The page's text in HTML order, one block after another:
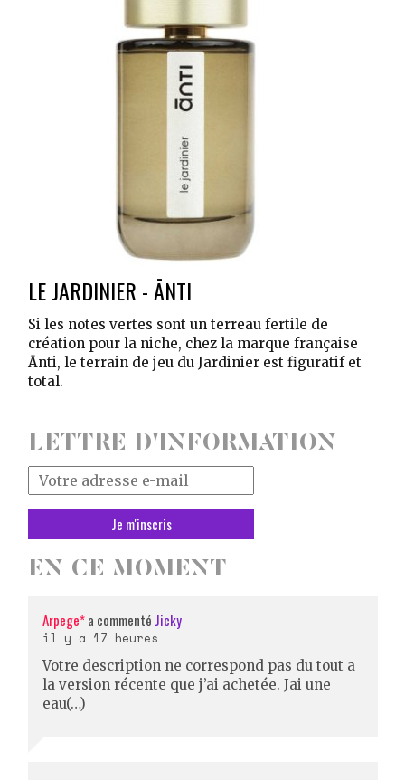
LE JARDINIER - ĀNTI
Si les notes vertes sont un terreau fertile de
création pour la niche, chez la marque française
Ānti, le terrain de jeu du Jardinier est figuratif et
total.
LETTRE D'INFORMATION
Votre
adresse
mail
*
EN CE MOMENT
Arpege*a commenté Jicky
il y a 17 heures
Votre description ne correspond pas du tout a
la version récente que j’ai achetée. Jai une
eau(…)